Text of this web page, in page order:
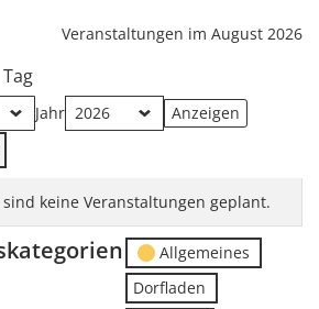
Veranstaltungen im August 2026
Tag
Jahr
keine Veranstaltungen geplant.
Allgemeines
Dorfladen